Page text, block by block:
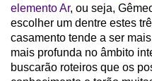
elemento Ar, ou seja,
escolher um dentre estes
casamento tende a ser
mais profunda no âmbito
buscarão roteiros que os